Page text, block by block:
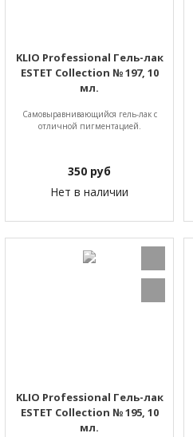
KLIO Professional Гель-лак
ESTET Collection № 197, 10
мл.
Самовыравнивающийся гель-лак с
отличной пигментацией.
350 руб
Нет в наличии
KLIO Professional Гель-лак
ESTET Collection № 195, 10
мл.